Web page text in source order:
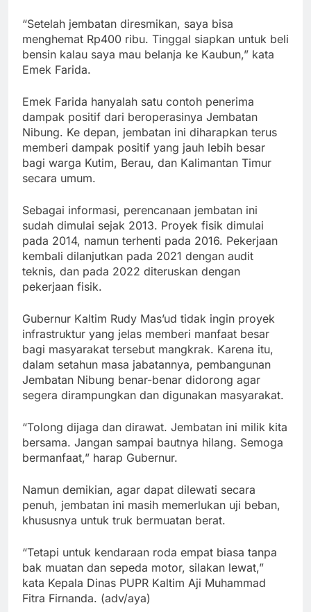
“Setelah jembatan diresmikan, saya bisa
menghemat Rp400 ribu. Tinggal siapkan untuk beli
bensin kalau saya mau belanja ke Kaubun,” kata
Emek Farida.
Emek Farida hanyalah satu contoh penerima
dampak positif dari beroperasinya Jembatan
Nibung. Ke depan, jembatan ini diharapkan terus
memberi dampak positif yang jauh lebih besar
bagi warga Kutim, Berau, dan Kalimantan Timur
secara umum.
Sebagai informasi, perencanaan jembatan ini
sudah dimulai sejak 2013. Proyek fisik dimulai
pada 2014, namun terhenti pada 2016. Pekerjaan
kembali dilanjutkan pada 2021 dengan audit
teknis, dan pada 2022 diteruskan dengan
pekerjaan fisik.
Gubernur Kaltim Rudy Mas’ud tidak ingin proyek
infrastruktur yang jelas memberi manfaat besar
bagi masyarakat tersebut mangkrak. Karena itu,
dalam setahun masa jabatannya, pembangunan
Jembatan Nibung benar-benar didorong agar
segera dirampungkan dan digunakan masyarakat.
“Tolong dijaga dan dirawat. Jembatan ini milik kita
bersama. Jangan sampai bautnya hilang. Semoga
bermanfaat,” harap Gubernur.
Namun demikian, agar dapat dilewati secara
penuh, jembatan ini masih memerlukan uji beban,
khususnya untuk truk bermuatan berat.
“Tetapi untuk kendaraan roda empat biasa tanpa
bak muatan dan sepeda motor, silakan lewat,”
kata Kepala Dinas PUPR Kaltim Aji Muhammad
Fitra Firnanda. (adv/aya)